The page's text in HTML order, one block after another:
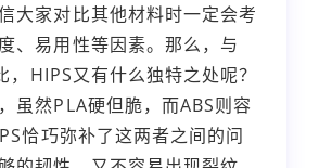
大家对比其他材料时一定会考
、易用性等因素。那么，与
，HIPS又有什么独特之处呢？
虽然PLA硬但脆，而ABS则容
恰巧弥补了这两者之间的问